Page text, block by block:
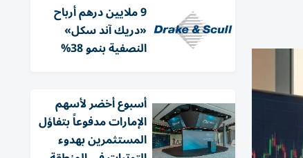
9 ملايين درهم أرباح
«دريك آند سكل»
النصفية بنمو 38%
أسبوع أخضر لأسهم
الإمارات مدفوعاً بتفاؤل
المستثمرين بهدوء